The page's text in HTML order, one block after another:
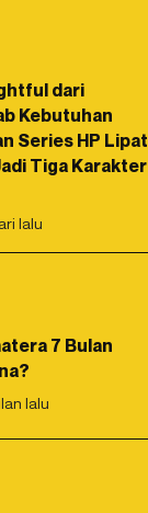
dari
Kebutuhan
Series HP Lipat
Tiga Karakter
lalu
7 Bulan
lalu